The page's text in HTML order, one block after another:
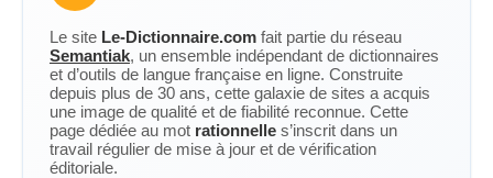
Le site Le-Dictionnaire.com fait partie du réseau
Semantiak, un ensemble indépendant de dictionnaires
et d’outils de langue française en ligne. Construite
depuis plus de 30 ans, cette galaxie de sites a acquis
une image de qualité et de fiabilité reconnue. Cette
page dédiée au mot rationnelle s’inscrit dans un
travail régulier de mise à jour et de vérification
éditoriale.